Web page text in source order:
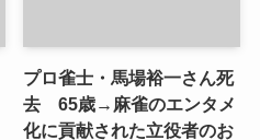
プロ雀士・馬場裕一さん死
去 65歳→麻雀のエンタメ
化に貢献された立役者のお